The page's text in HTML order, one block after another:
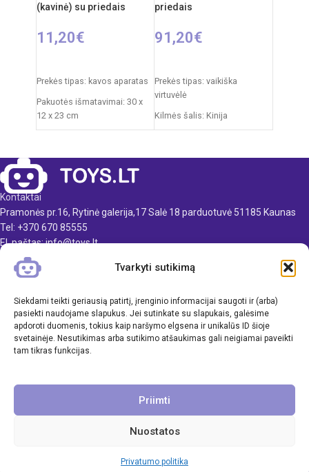
Tvarkyti sutikimą
Siekdami teikti geriausią patirtį, įrenginio informacijai saugoti ir (arba)
pasiekti naudojame slapukus. Jei sutinkate su slapukais, galėsime
apdoroti duomenis, tokius kaip naršymo elgsena ir unikalūs ID šioje
svetainėje. Nesutikimas arba sutikimo atšaukimas gali neigiamai paveikti
tam tikras funkcijas.
Priimti
Nuostatos
Privatumo politika
(kavinė) su priedais
11,20€
Prekės tipas: kavos aparatas
Pakuotės išmatavimai: 30 x
12 x 23 cm
priedais
91,20€
Prekės tipas: vaikiška
virtuvėlė
Kilmės šalis: Kinija
Rekomenduojamas amžius:
Kontaktai
Pramonės pr.16, Rytinė galerija,17 Salė 18 parduotuvė 51185 Kaunas
Tel: +370 670 85555
El. paštas: info@toys.lt
TOYS.LT
KLIENTAMS
INFORMACIJA